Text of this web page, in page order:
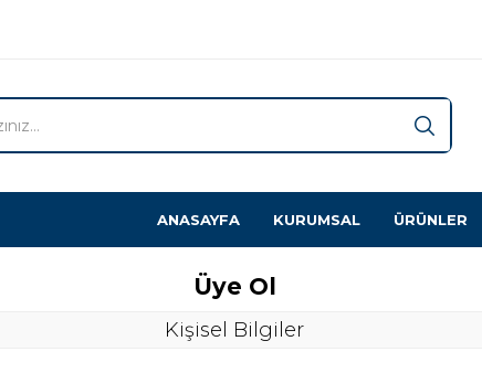
ANASAYFA KURUMSAL ÜRÜNLER
Üye Ol
Kişisel Bilgiler